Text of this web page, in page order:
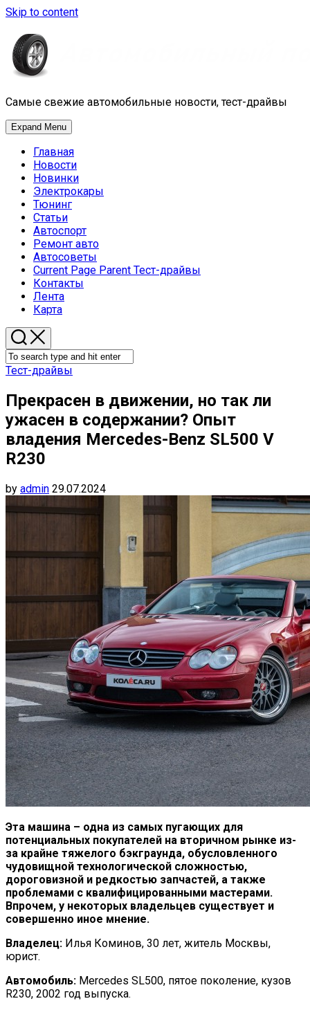
Skip to content
Самые свежие автомобильные новости, тест-драйвы
Expand Menu
Главная
Новости
Новинки
Электрокары
Тюнинг
Статьи
Автоспорт
Ремонт авто
Автосоветы
Current Page Parent Тест-драйвы
Контакты
Лента
Карта
Тест-драйвы
Прекрасен в движении, но так ли
ужасен в содержании? Опыт
владения Mercedes-Benz SL500 V
R230
by admin 29.07.2024
Эта машина – одна из самых пугающих для
потенциальных покупателей на вторичном рынке из-
за крайне тяжелого бэкграунда, обусловленного
чудовищной технологической сложностью,
дороговизной и редкостью запчастей, а также
проблемами с квалифицированными мастерами.
Впрочем, у некоторых владельцев существует и
совершенно иное мнение.
Владелец: Илья Коминов, 30 лет, житель Москвы,
юрист.
Автомобиль: Mercedes SL500, пятое поколение, кузов
R230, 2002 год выпуска.